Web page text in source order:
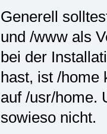
Generell
und /www als
bei der
hast, ist /home
auf /usr/home.
sowieso nicht.